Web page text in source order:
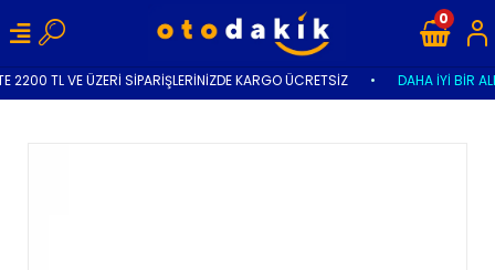
2200 TL VE ÜZERİ SİPARİŞLERİNİZDE KARGO ÜCRETSİZ DAHA İYİ BİR
0